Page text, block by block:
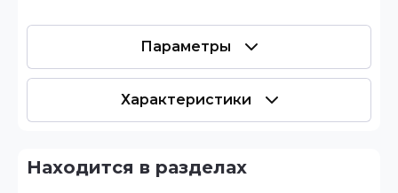
Параметры
Характеристики
Находится в разделах